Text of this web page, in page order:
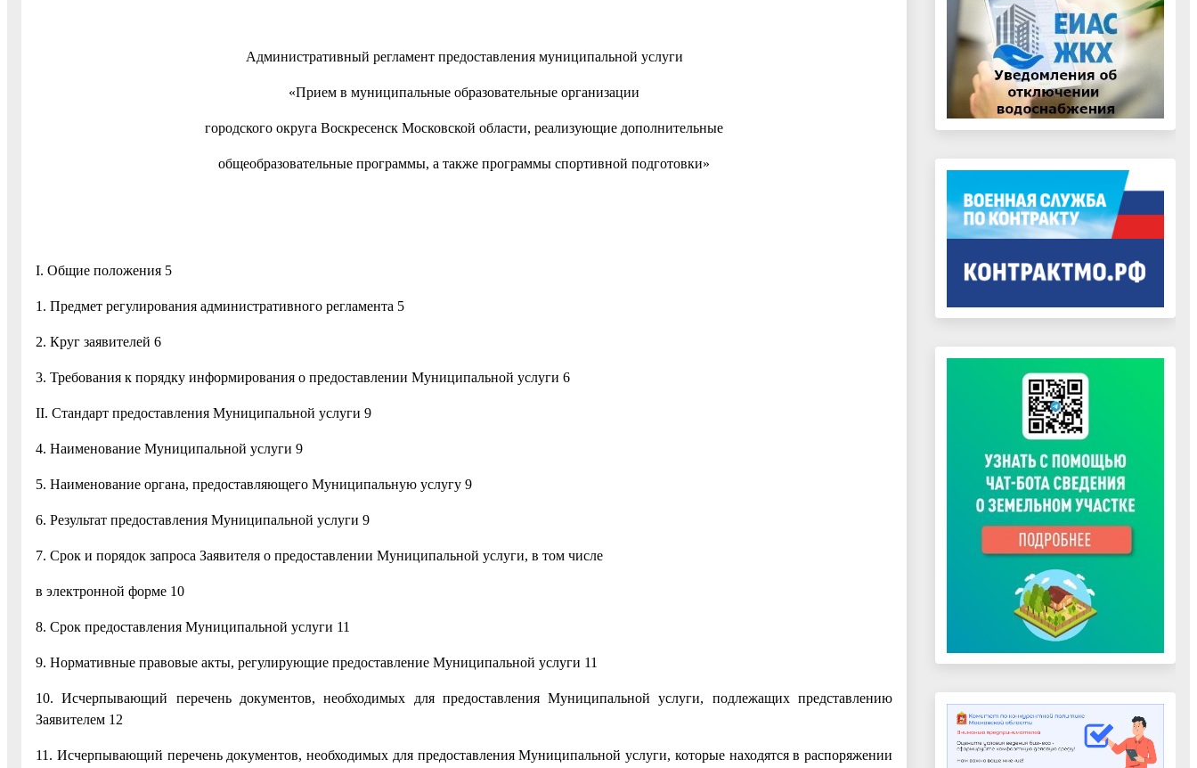
Административный регламент предоставления муниципальной услуги
«Прием в муниципальные образовательные организации
городского округа Воскресенск Московской области, реализующие дополнительные
общеобразовательные программы, а также программы спортивной подготовки»
I. Общие положения 5
1. Предмет регулирования административного регламента 5
2. Круг заявителей 6
3. Требования к порядку информирования о предоставлении Муниципальной услуги 6
II. Стандарт предоставления Муниципальной услуги 9
4. Наименование Муниципальной услуги 9
5. Наименование органа, предоставляющего Муниципальную услугу 9
6. Результат предоставления Муниципальной услуги 9
7. Срок и порядок запроса Заявителя о предоставлении Муниципальной услуги, в том числе
в электронной форме 10
8. Срок предоставления Муниципальной услуги 11
9. Нормативные правовые акты, регулирующие предоставление Муниципальной услуги 11
10. Исчерпывающий перечень документов, необходимых для предоставления Муниципальной услуги, подлежащих представлению
Заявителем 12
11. Исчерпывающий перечень документов, необходимых для предоставления Муниципальной услуги, которые находятся в распоряжении